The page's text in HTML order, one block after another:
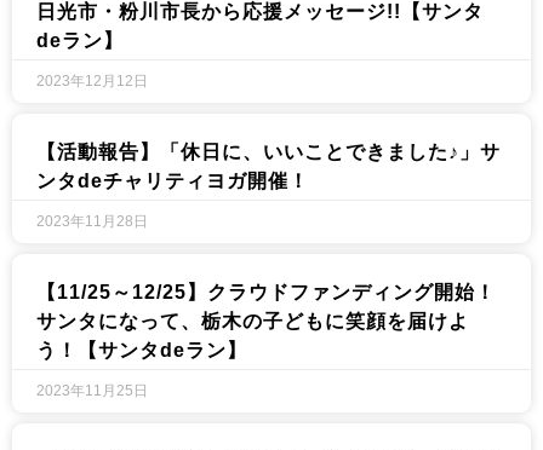
日光市・粉川市長から応援メッセージ!!【サンタ
deラン】
2023年12月12日
【活動報告】「休日に、いいことできました♪」サ
ンタdeチャリティヨガ開催！
2023年11月28日
【11/25～12/25】クラウドファンディング開始！
サンタになって、栃木の子どもに笑顔を届けよ
う！【サンタdeラン】
2023年11月25日